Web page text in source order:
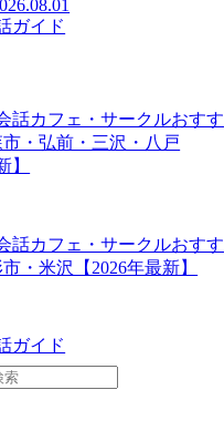
ガイド
話カフェ・サークルおすす
・弘前・三沢・八戸
】
話カフェ・サークルおすす
・米沢【2026年最新】
ガイド